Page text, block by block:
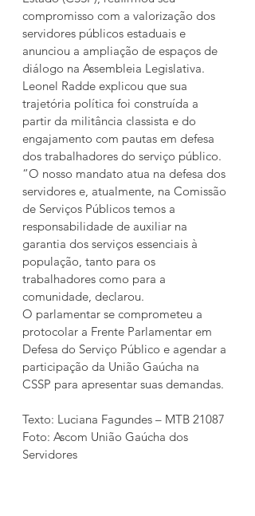
compromisso com a valorização dos
servidores públicos estaduais e
anunciou a ampliação de espaços de
diálogo na Assembleia Legislativa.
Leonel Radde explicou que sua
trajetória política foi construída a
partir da militância classista e do
engajamento com pautas em defesa
dos trabalhadores do serviço público.
“O nosso mandato atua na defesa dos
servidores e, atualmente, na Comissão
de Serviços Públicos temos a
responsabilidade de auxiliar na
garantia dos serviços essenciais à
população, tanto para os
trabalhadores como para a
comunidade, declarou.
O parlamentar se comprometeu a
protocolar a Frente Parlamentar em
Defesa do Serviço Público e agendar a
participação da União Gaúcha na
CSSP para apresentar suas demandas.
Texto: Luciana Fagundes – MTB 21087
Foto: Ascom União Gaúcha dos
Servidores